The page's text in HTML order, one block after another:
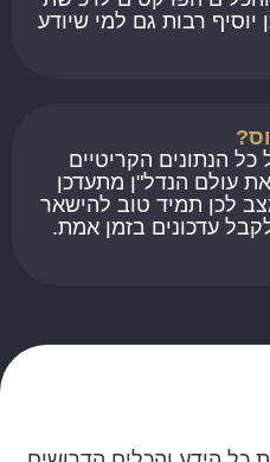
יוסיף רבות גם למי שיודע
הנתונים הקריטיים
עולם הנדל"ן מתעדכן
לכן תמיד טוב להישאר
עדכונים בזמן אמת.